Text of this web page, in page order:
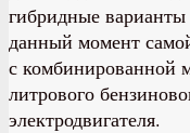
гибридные
данный момент
с комбинированной
литрового
электродвигателя.